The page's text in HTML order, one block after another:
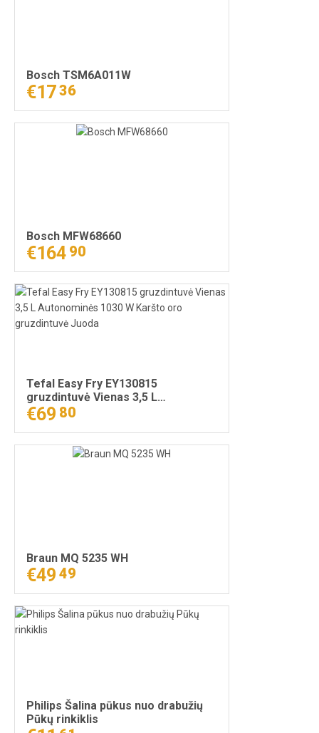
Bosch TSM6A011W
€1736
Bosch MFW68660
€164 90
Tefal Easy Fry EY130815
gruzdintuvė Vienas 3,5 L
Autonominės 1030 W Karšto oro
gruzdintuvė Juoda
€69 80
Braun MQ 5235 WH
€49 49
Philips Šalina pūkus nuo drabužių
Pūkų rinkiklis